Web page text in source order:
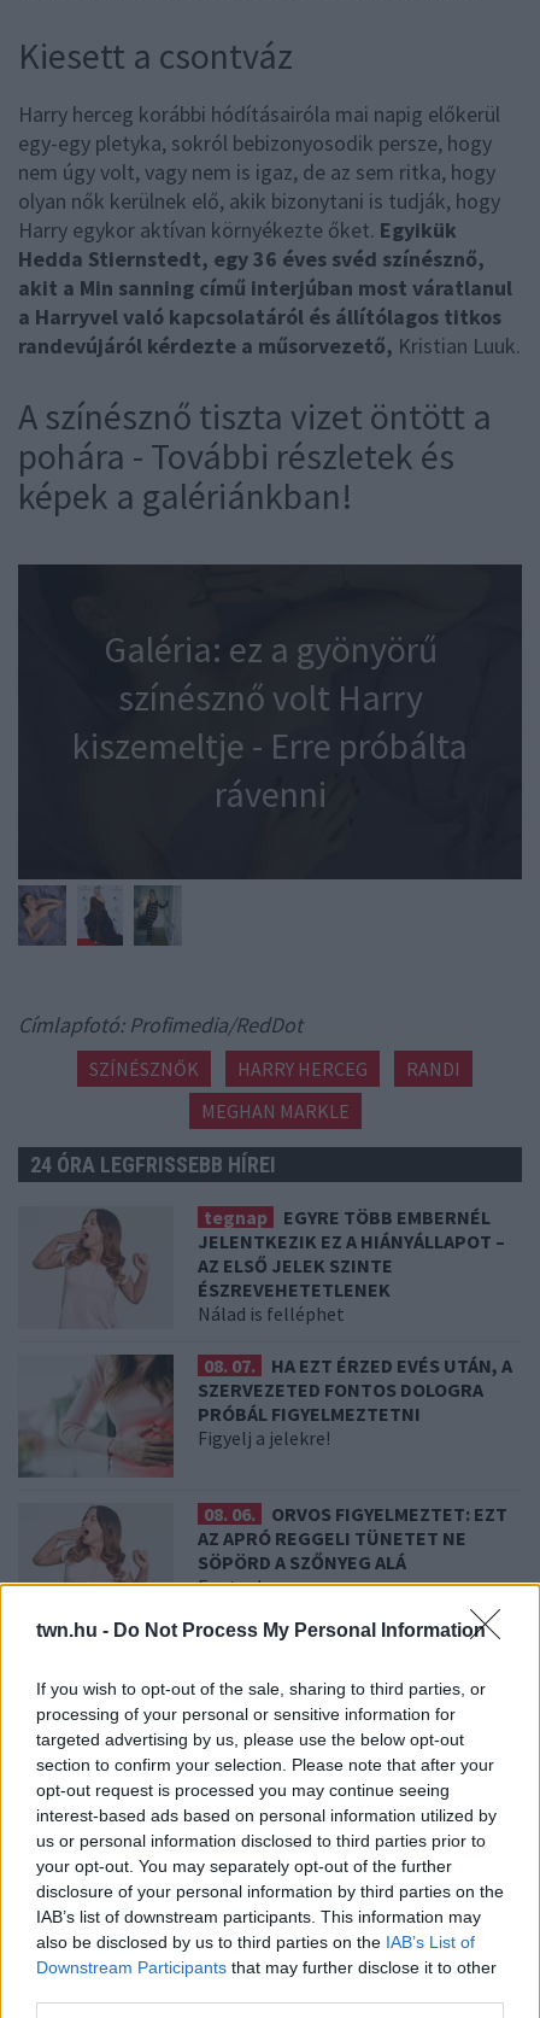
twn.hu - Do Not Process My Personal Information
If you wish to opt-out of the sale, sharing to third parties, or
processing of your personal or sensitive information for
targeted advertising by us, please use the below opt-out
section to confirm your selection. Please note that after your
opt-out request is processed you may continue seeing
interest-based ads based on personal information utilized by
us or personal information disclosed to third parties prior to
your opt-out. You may separately opt-out of the further
disclosure of your personal information by third parties on the
IAB’s list of downstream participants. This information may
also be disclosed by us to third parties on the IAB’s List of
Downstream Participants that may further disclose it to other
Kiesett a csontváz
Harry herceg korábbi hódításairóla mai napig előkerül
egy-egy pletyka, sokról bebizonyosodik persze, hogy
nem úgy volt, vagy nem is igaz, de az sem ritka, hogy
olyan nők kerülnek elő, akik bizonytani is tudják, hogy
Harry egykor aktívan környékezte őket. Egyikük
Hedda Stiernstedt, egy 36 éves svéd színésznő,
akit a Min sanning című interjúban most váratlanul
a Harryvel való kapcsolatáról és állítólagos titkos
randevújáról kérdezte a műsorvezető, Kristian Luuk.
A színésznő tiszta vizet öntött a
pohára - További részletek és
képek a galériánkban!
Galéria: ez a gyönyörű
színésznő volt Harry
kiszemeltje - Erre próbálta
rávenni
Címlapfotó: Profimedia/RedDot
SZÍNÉSZNŐK HARRY HERCEG
RANDI
MEGHAN MARKLE
24 ÓRA LEGFRISSEBB HÍREI
tegnap
EGYRE TÖBB EMBERNÉL
JELENTKEZIK EZ A HIÁNYÁLLAPOT –
AZ ELSŐ JELEK SZINTE
ÉSZREVEHETETLENEK
Nálad is felléphet
08. 07.
HA EZT ÉRZED EVÉS UTÁN, A
SZERVEZETED FONTOS DOLOGRA
PRÓBÁL FIGYELMEZTETNI
Figyelj a jelekre!
08. 06.
ORVOS FIGYELMEZTET: EZT
AZ APRÓ REGGELI TÜNETET NE
SÖPÖRD A SZŐNYEG ALÁ
Fontos!
ÁLLANDÓAN AZ ABLAK – EGYSZERŰBB
A MEGOLDÁS, MINT GONDOLNÁD
Villámgyors megoldás
08. 04.
NEM ECETTEL ÉS NEM SZÓDABIKARBÓNÁVAL:
EZZEL LESZ ÚJRA CSILLOGÓ A VÍZKÖVES CSAP
A legjobb trükk
08. 03.
HA MINDIG EZT A MONDATOT HASZNÁLOD, AZ
RENDKÍVÜL MAGAS ÉRZELMI INTELLIGENCIÁRA UTALHAT
Te szoktad?
08. 02.
SOKAN ROSSZUL TÁROLJÁK A GYÓGYSZEREIKET –